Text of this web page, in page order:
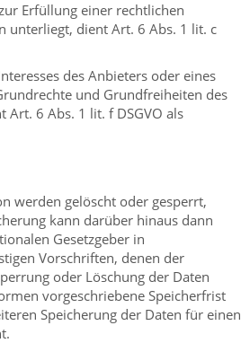
Erfüllung einer rechtlichen
unterliegt, dient Art. 6 Abs. 1 lit. c
des Anbieters oder eines
und Grundfreiheiten des
Art. 6 Abs. 1 lit. f DSGVO als
werden gelöscht oder gesperrt,
kann darüber hinaus dann
Gesetzgeber in
Vorschriften, denen der
oder Löschung der Daten
vorgeschriebene Speicherfrist
Speicherung der Daten für einen